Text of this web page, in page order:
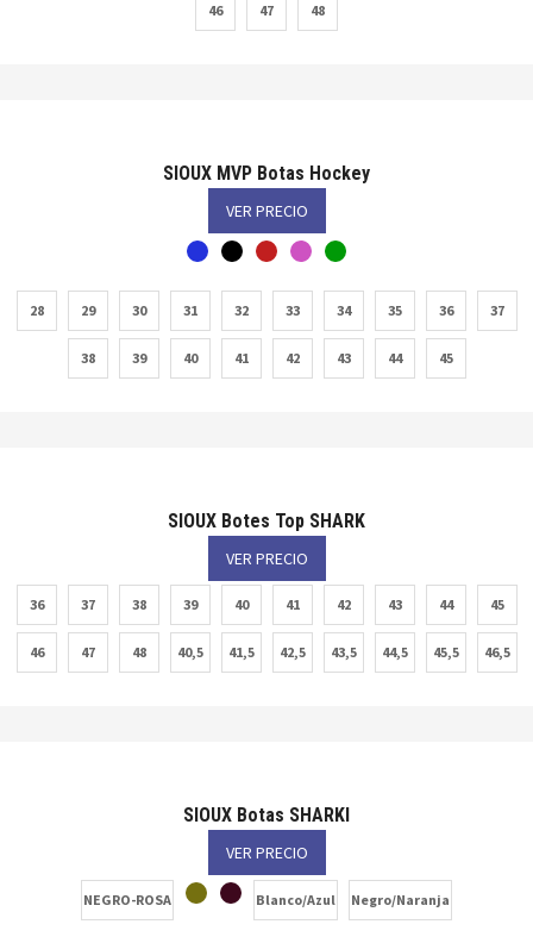
46 47 48
SIOUX MVP Botas Hockey
VER PRECIO
28 29 30 31 32 33 34 35 36 37
38 39 40 41 42 43 44 45
SIOUX Botes Top SHARK
VER PRECIO
36 37 38 39 40 41 42 43 44 45
46 47 48 40,5 41,5 42,5 43,5 44,5 45,5 46,5
SIOUX Botas SHARKI
VER PRECIO
NEGRO-ROSA Blanco/Azul Negro/Naranja